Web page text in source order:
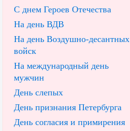
С днем Героев Отечества
На день ВДВ
На день Воздушно-десантных
войск
На международный день
мужчин
День слепых
День признания Петербурга
День согласия и примирения